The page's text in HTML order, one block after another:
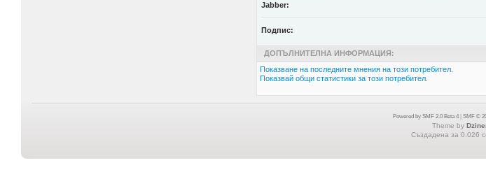
Jabber:
Подпис:
ДОПЪЛНИТЕЛНА ИНФОРМАЦИЯ:
Показване на последните мнения на този потребител.
Показвай общи статистики за този потребител.
Powered by SMF 2.0 Beta 4 SMF ©
Theme by
Създадена за 0.026